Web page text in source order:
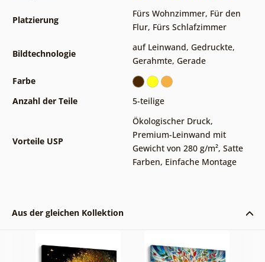
Platzierung
Fürs Wohnzimmer, Für den
Flur, Fürs Schlafzimmer
Bildtechnologie
auf Leinwand, Gedruckte,
Gerahmte, Gerade
Farbe
Anzahl der Teile
5-teilige
Vorteile USP
Ökologischer Druck,
Premium-Leinwand mit
Gewicht von 280 g/m², Satte
Farben, Einfache Montage
Aus der gleichen Kollektion